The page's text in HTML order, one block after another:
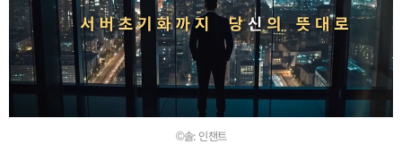
©솔: 인챈트